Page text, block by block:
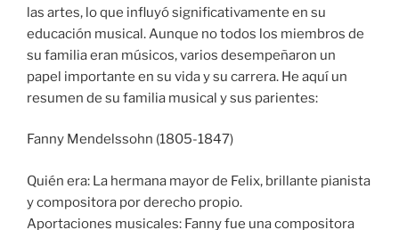
las artes, lo que influyó significativamente en su
educación musical. Aunque no todos los miembros de
su familia eran músicos, varios desempeñaron un
papel importante en su vida y su carrera. He aquí un
resumen de su familia musical y sus parientes:
Fanny Mendelssohn (1805-1847)
Quién era: La hermana mayor de Felix, brillante pianista
y compositora por derecho propio.
Aportaciones musicales: Fanny fue una compositora